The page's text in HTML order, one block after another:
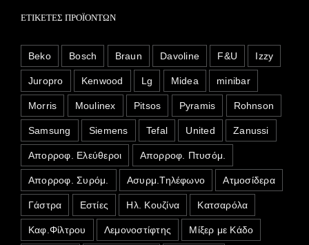
ΕΤΙΚΈΤΕΣ ΠΡΟΪΌΝΤΩΝ
Beko Bosch Braun Davoline F&U Izzy
Juropro Kenwood Lg Midea minibar
Morris Moulinex Pitsos Pyramis Rohnson
Samsung Siemens Tefal United Zanussi
Απορροφ. Ελεύθεροι Απορροφ. Πτυσόμ.
Απορροφ. Συρόμ. Ασυρμ.Τηλέφωνο Ατμοσίδερα
Γάστρα Εστίες Ηλ. Κουζίνα Κατσαρόλα
Καφ.Φίλτρου Λεμονοστίφτης Μίξερ με Κάδο